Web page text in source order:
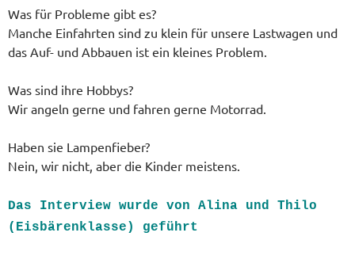
Was für Probleme gibt es?
Manche Einfahrten sind zu klein für unsere Lastwagen und
das Auf- und Abbauen ist ein kleines Problem.
Was sind ihre Hobbys?
Wir angeln gerne und fahren gerne Motorrad.
Haben sie Lampenfieber?
Nein, wir nicht, aber die Kinder meistens.
Das Interview wurde von Alina und Thilo
(Eisbärenklasse) geführt